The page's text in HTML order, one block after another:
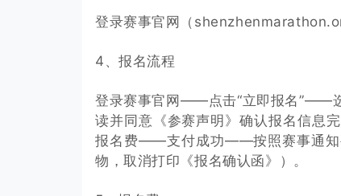
登录赛事官网（
4、报名流程
登录赛事官网——点击“立即报名
读并同意《参赛声明》确认报名信
报名费——支付成功——按照赛事通知
物，取消打印《报名确认函》）。